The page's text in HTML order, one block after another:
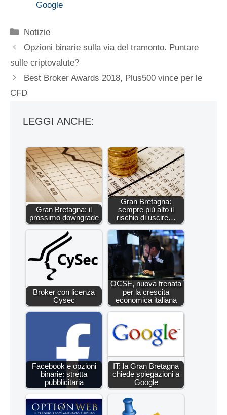
Google
Categorie
Notizie
Opzioni binarie sulla via del tramonto. Puntare
sulle criptovalute?
Best Broker Awards 2018, Plus500 vince per le
CFD
LEGGI ANCHE:
Gran Bretagna: il
prossimo downgrade
Gran Bretagna:
sempre più alto il
rischio di uscire…
Broker con licenza
Cysec
OCSE, nuova frenata
per la crescita
economica italiana
Facebook e opzioni
binarie: stretta
pubblicitaria
IT: la Gran Bretagna
chiede spiegazioni a
Google